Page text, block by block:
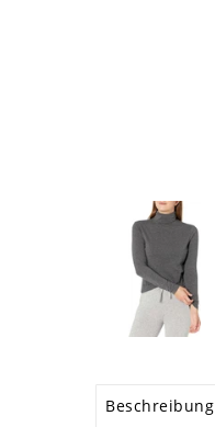
Beschreibung